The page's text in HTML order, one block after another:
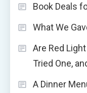
Book Deals
What We
Are Red
Tried One,
A Dinner